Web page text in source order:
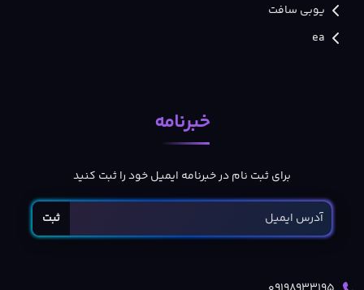
یوبی سافت
ea
خبرنامه
برای ثبت نام در خبرنامه ایمیل خود را ثبت کنید
ثبت